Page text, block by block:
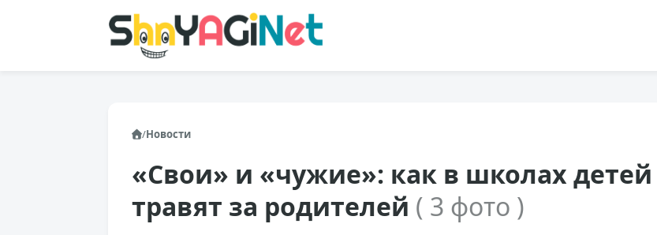
/Новости
«Свои» и «чужие»: как в школах детей
травят за родителей ( 3 фото )